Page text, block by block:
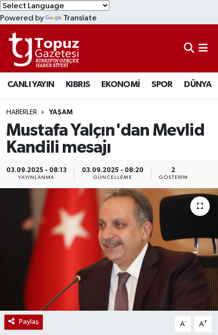
Powered by Translate
CANLI YAYIN KIBRIS EKONOMİ SPOR DÜNYA
HABERLER YAŞAM
Mustafa Yalçın'dan Mevlid
Kandili mesajı
03.09.2025 - 08:13
YAYINLANMA
03.09.2025 - 08:20
GÜNCELLEME
2
GÖSTERIM
Paylaş A- A+
KIBRIS
DÜNYA
EKONOMİ
MAGAZİN
SAĞLIK
TÜRKİYE
Lefkoşa Nöbetçi Eczaneler
Lefkoşa Hava Durumu
Lefkoşa Trafik Yoğunluk Haritası
Süper Lig Puan Durumu ve Fikstür
Tüm Manşetler